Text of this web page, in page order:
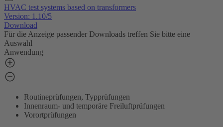
HVAC test systems based on transformers
Version: 1.10/5
Download
Für die Anzeige passender Downloads treffen Sie bitte eine
Auswahl
Anwendung
Routineprüfungen, Typprüfungen
Innenraum- und temporäre Freiluftprüfungen
Vorortprüfungen